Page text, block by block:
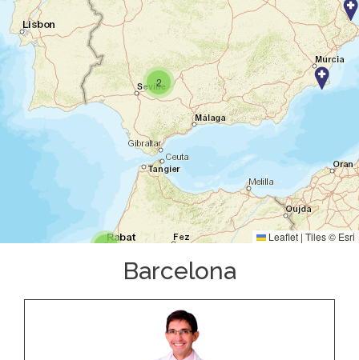
2
2
Leaflet | Tiles © Esri
Barcelona